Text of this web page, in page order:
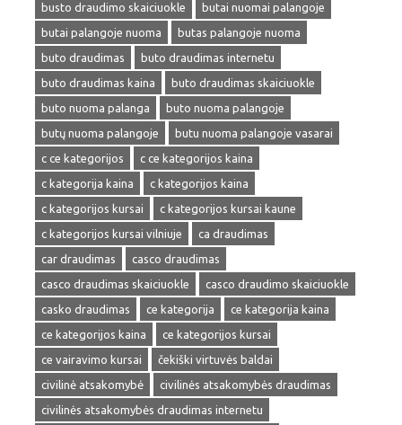
busto draudimo skaiciuokle
butai nuomai palangoje
butai palangoje nuoma
butas palangoje nuoma
buto draudimas
buto draudimas internetu
buto draudimas kaina
buto draudimas skaiciuokle
buto nuoma palanga
buto nuoma palangoje
butų nuoma palangoje
butu nuoma palangoje vasarai
c ce kategorijos
c ce kategorijos kaina
c kategorija kaina
c kategorijos kaina
c kategorijos kursai
c kategorijos kursai kaune
c kategorijos kursai vilniuje
ca draudimas
car draudimas
casco draudimas
casco draudimas skaiciuokle
casco draudimo skaiciuokle
casko draudimas
ce kategorija
ce kategorija kaina
ce kategorijos kaina
ce kategorijos kursai
ce vairavimo kursai
čekiški virtuvės baldai
civilinė atsakomybė
civilinės atsakomybės draudimas
civilinės atsakomybės draudimas internetu